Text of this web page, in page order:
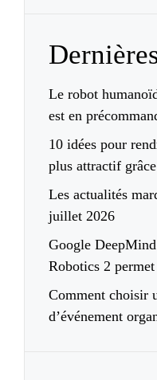
Le robot
est en
10 idées pour
plus attractif
Les actualités
juillet 2026
Google
Robotics 2
Comment choisir
d’événement